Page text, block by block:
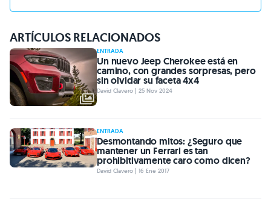
ARTÍCULOS RELACIONADOS
ENTRADA
Un nuevo Jeep Cherokee está en
camino, con grandes sorpresas, pero
sin olvidar su faceta 4x4
David Clavero | 25 Nov 2024
ENTRADA
Desmontando mitos: ¿Seguro que
mantener un Ferrari es tan
prohibitivamente caro como dicen?
David Clavero | 16 Ene 2017